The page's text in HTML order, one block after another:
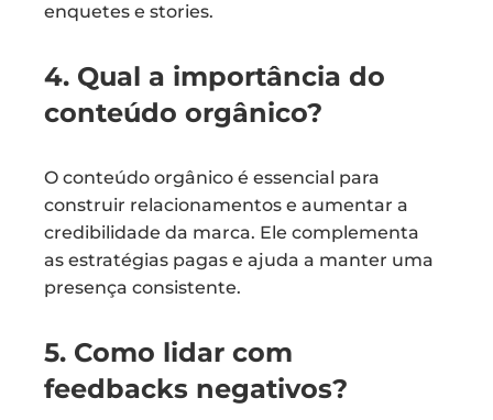
enquetes e stories.
4. Qual a importância do
conteúdo orgânico?
O conteúdo orgânico é essencial para
construir relacionamentos e aumentar a
credibilidade da marca. Ele complementa
as estratégias pagas e ajuda a manter uma
presença consistente.
5. Como lidar com
feedbacks negativos?